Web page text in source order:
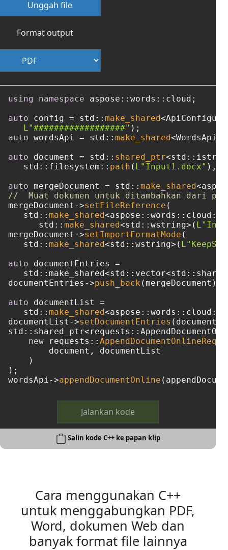
Unggah file
Format output
using namespace aspose::words::cloud;
auto config = std:: make_shared
L"##################"
auto wordsApi = std:: make_shared
auto document = std:: shared_ptr
   std::filesystem::
path ( L"Input1.docx" ),
auto mergeDocument = std:: make_shared
//  Muat dokumen untuk ditambahkan dari
mergeDocument->setFileReference (
   std::
make_shared
      std::
make_shared<std::wstring>(
mergeDocument->setImportFormatMode (
   std::
make_shared<std::wstring>(
auto documentEntries =
documentEntries->push_back (mergeDocument);
auto documentList =
   std::
make_shared
documentList->setDocumentEntries
new requests::
        document, documentList
    )
);
wordsApi->appendDocumentOnline
Jalankan kode
Salin kode C++ ke papan klip
Cara menggunakan C++
untuk menggabungkan PDF,
Word, dokumen Web dan
banyak format file lainnya